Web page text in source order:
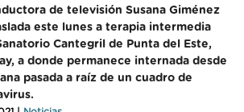
de televisión Susana Giménez
este lunes a terapia intermedia
Cantegril de Punta del Este,
a donde permanece internada desde
pasada a raíz de un cuadro de